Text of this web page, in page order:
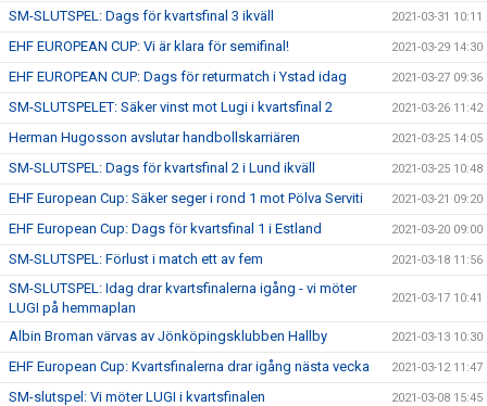
SM-SLUTSPEL: Dags för kvartsfinal 3 ikväll 2021-03-31 10:11
EHF EUROPEAN CUP: Vi är klara för semifinal! 2021-03-29 14:30
EHF EUROPEAN CUP: Dags för returmatch i Ystad idag 2021-03-27 09:36
SM-SLUTSPELET: Säker vinst mot Lugi i kvartsfinal 2 2021-03-26 11:42
Herman Hugosson avslutar handbollskarriären 2021-03-25 14:05
SM-SLUTSPEL: Dags för kvartsfinal 2 i Lund ikväll 2021-03-25 10:48
EHF European Cup: Säker seger i rond 1 mot Pölva Serviti 2021-03-21 09:20
EHF European Cup: Dags för kvartsfinal 1 i Estland 2021-03-20 09:00
SM-SLUTSPEL: Förlust i match ett av fem 2021-03-18 11:56
SM-SLUTSPEL: Idag drar kvartsfinalerna igång - vi möter
LUGI på hemmaplan
2021-03-17 10:41
Albin Broman värvas av Jönköpingsklubben Hallby 2021-03-13 10:30
EHF European Cup: Kvartsfinalerna drar igång nästa vecka 2021-03-12 11:47
SM-slutspel: Vi möter LUGI i kvartsfinalen 2021-03-08 15:45